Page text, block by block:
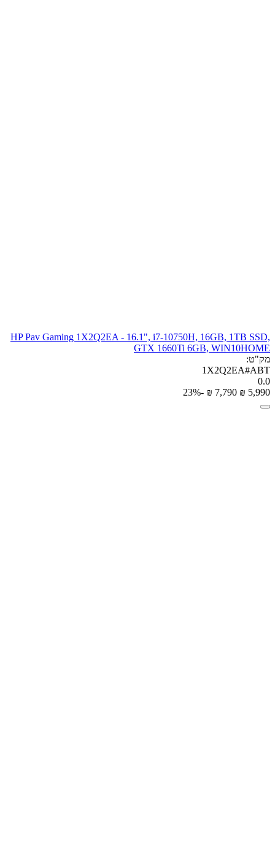
HP Pav Gaming 1X2Q2EA - 16.1", i7-10750H, 16GB, 1TB SSD,
GTX 1660Ti 6GB, WIN10HOME
מק"ט:
1X2Q2EA#ABT
0.0
₪ 5,990
₪ 7,790
-23%